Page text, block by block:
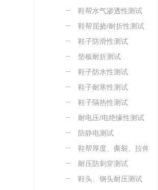
鞋帮水气渗透性测试
鞋帮屈挠/耐折性测试
鞋子防滑性测试
垫板耐折测试
鞋子防水性测试
鞋子耐寒性测试
鞋子隔热性测试
耐电压/电绝缘性测试
防静电测试
鞋帮厚度、撕裂、拉伸测
试
耐压防刺穿测试
鞋头、钢头耐压测试